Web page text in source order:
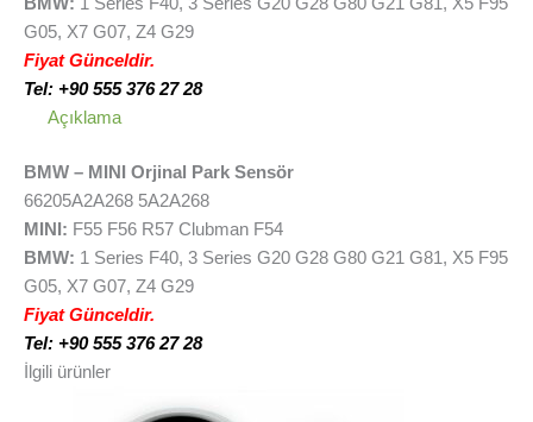
BMW: 1 Series F40, 3 Series G20 G28 G80 G21 G81, X5 F95
G05, X7 G07, Z4 G29
Fiyat Günceldir.
Tel: +90 555 376 27 28
Açıklama
BMW – MINI Orjinal Park Sensör
66205A2A268 5A2A268
MINI: F55 F56 R57 Clubman F54
BMW: 1 Series F40, 3 Series G20 G28 G80 G21 G81, X5 F95
G05, X7 G07, Z4 G29
Fiyat Günceldir.
Tel: +90 555 376 27 28
İlgili ürünler